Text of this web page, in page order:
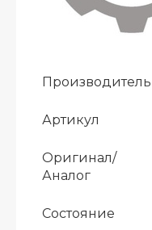
Производитель
Артикул
Оригинал/
Аналог
Состояние